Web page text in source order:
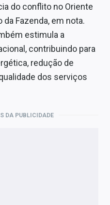
do conflito no Oriente
Fazenda, em nota.
estimula a
contribuindo para
redução de
dos serviços
DA PUBLICIDADE